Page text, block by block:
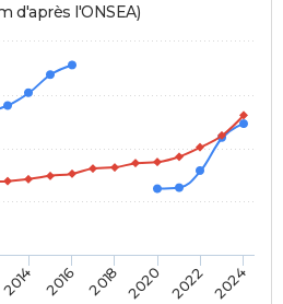
d'après l'ONSEA)
2014 2016 2018 2020 2022 2024